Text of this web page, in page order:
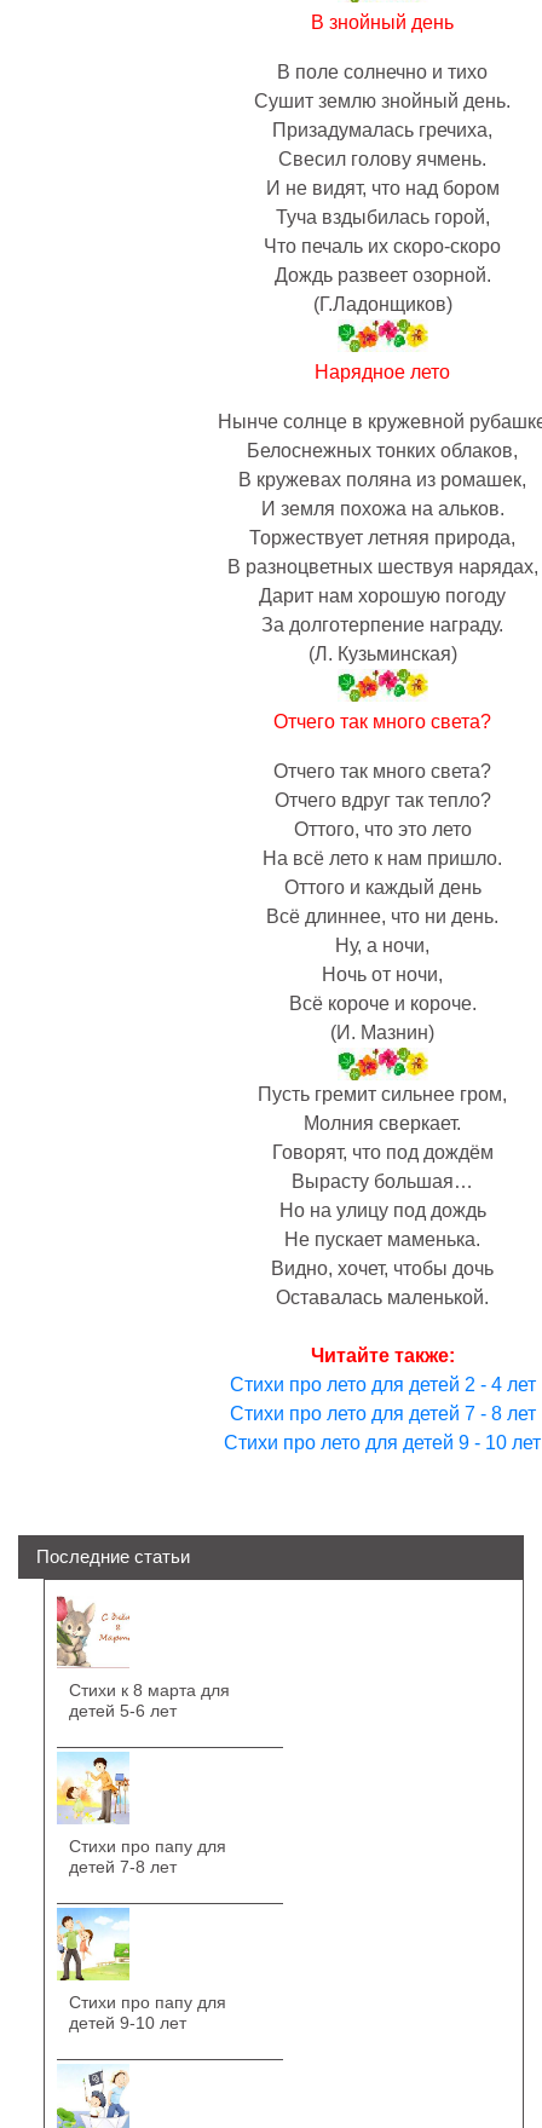
В знойный день
В поле солнечно и тихо
Сушит землю знойный день.
Призадумалась гречиха,
Свесил голову ячмень.
И не видят, что над бором
Туча вздыбилась горой,
Что печаль их скоро-скоро
Дождь развеет озорной.
(Г.Ладонщиков)
Нарядное лето
Нынче солнце в кружевной
Белоснежных тонких облаков,
В кружевах поляна из ромашек,
И земля похожа на альков.
Торжествует летняя природа,
В разноцветных шествуя нарядах,
Дарит нам хорошую погоду
За долготерпение награду.
(Л. Кузьминская)
Отчего так много света?
Отчего так много света?
Отчего вдруг так тепло?
Оттого, что это лето
На всё лето к нам пришло.
Оттого и каждый день
Всё длиннее, что ни день.
Ну, а ночи,
Ночь от ночи,
Всё короче и короче.
(И. Мазнин)
Пусть гремит сильнее гром,
Молния сверкает.
Говорят, что под дождём
Вырасту большая…
Но на улицу под дождь
Не пускает маменька.
Видно, хочет, чтобы дочь
Оставалась маленькой.
Читайте также:
Стихи про лето для детей 2 - 4 лет
Стихи про лето для детей 7 - 8 лет
Стихи про лето для детей 9 - 10 лет
Последние статьи
Стихи к 8 марта для
детей 5-6 лет
Стихи про папу для
детей 7-8 лет
Стихи про папу для
детей 9-10 лет